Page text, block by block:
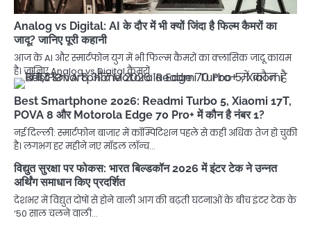
Analog vs Digital: AI के दौर में भी क्यों जिंदा है फिल्म कैमरों का
जादू? जानिए पूरी कहानी
आज के AI और स्मार्टफोन युग में भी फिल्म कैमरों का क्लासिक जादू कायम
है। जानिए Analog vs Digital कैमरों…
Best Smartphone 2026: Readmi Turbo 5, Xiaomi 17T,
POVA 8 और Motorola Edge 70 Pro+ में कौन है नंबर 1?
नई दिल्ली: स्मार्टफोन बाजार में कॉम्पिटिशन पहले से कहीं अधिक तेज हो चुकी
है। लगभग हर महीने नए मॉडल लॉन्च…
विद्युत सुरक्षा पर फोकस: भारत बिल्डकॉन 2026 में इंटर टेक ने उन्नत
अर्थिंग समाधान किए प्रदर्शित
देशभर में विद्युत दोषों से होने वाली आग की बढ़ती घटनाओं के बीच इंटर टेक के
‘50 साल चलने वाली…